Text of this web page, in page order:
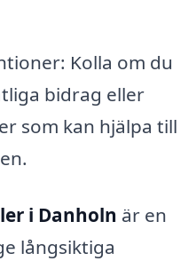
Kolla om du
bidrag eller
som kan hjälpa till
i Danholn är en
långsiktiga